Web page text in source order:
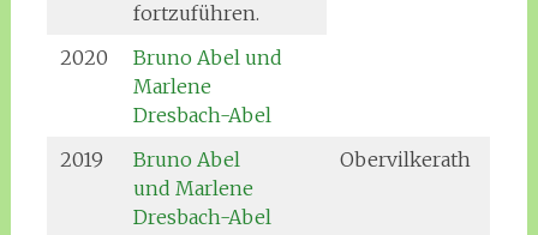
fortzuführen.
2020
Bruno Abel und
Marlene
Dresbach-Abel
2019
Bruno Abel
und Marlene
Dresbach-Abel
Obervilkerath